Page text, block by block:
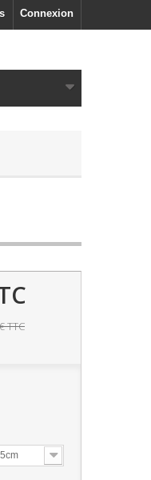
Connexion
TTC